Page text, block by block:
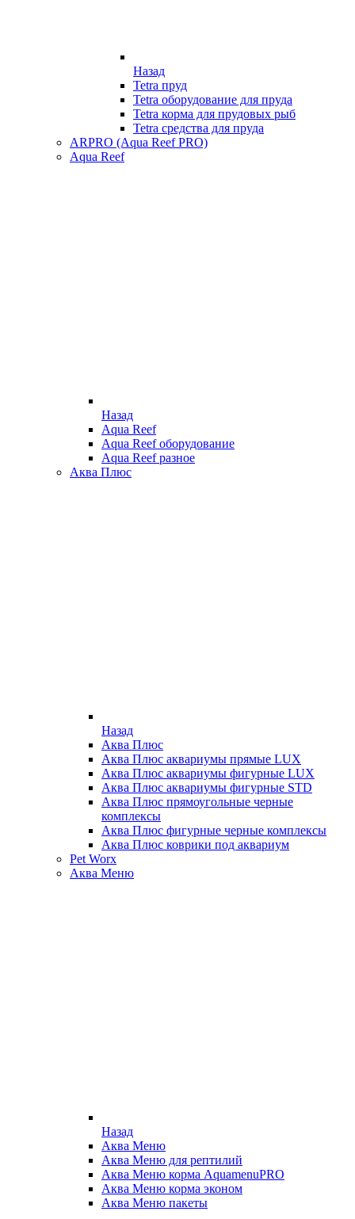
Назад
Tetra пруд
Tetra оборудование для пруда
Tetra корма для прудовых рыб
Tetra средства для пруда
ARPRO (Aqua Reef PRO)
Aqua Reef
Назад
Aqua Reef
Aqua Reef оборудование
Aqua Reef разное
Аква Плюс
Назад
Аква Плюс
Аква Плюс аквариумы прямые LUX
Аква Плюс аквариумы фигурные LUX
Аква Плюс аквариумы фигурные STD
Аква Плюс прямоугольные черные
комплексы
Аква Плюс фигурные черные комплексы
Аква Плюс коврики под аквариум
Pet Worx
Аква Меню
Назад
Аква Меню
Аква Меню для рептилий
Аква Меню корма AquamenuPRO
Аква Меню корма эконом
Аква Меню пакеты